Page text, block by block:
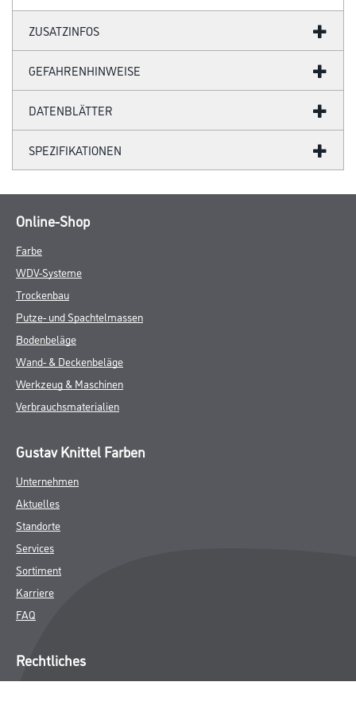
ZUSATZINFOS
GEFAHRENHINWEISE
DATENBLÄTTER
SPEZIFIKATIONEN
Online-Shop
Farbe
WDV-Systeme
Trockenbau
Putze- und Spachtelmassen
Bodenbeläge
Wand- & Deckenbeläge
Werkzeug & Maschinen
Verbrauchsmaterialien
Gustav Knittel Farben
Unternehmen
Aktuelles
Standorte
Services
Sortiment
Karriere
FAQ
Rechtliches